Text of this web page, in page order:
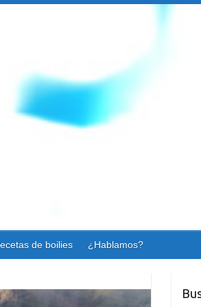
de boilies ¿Hablamos?